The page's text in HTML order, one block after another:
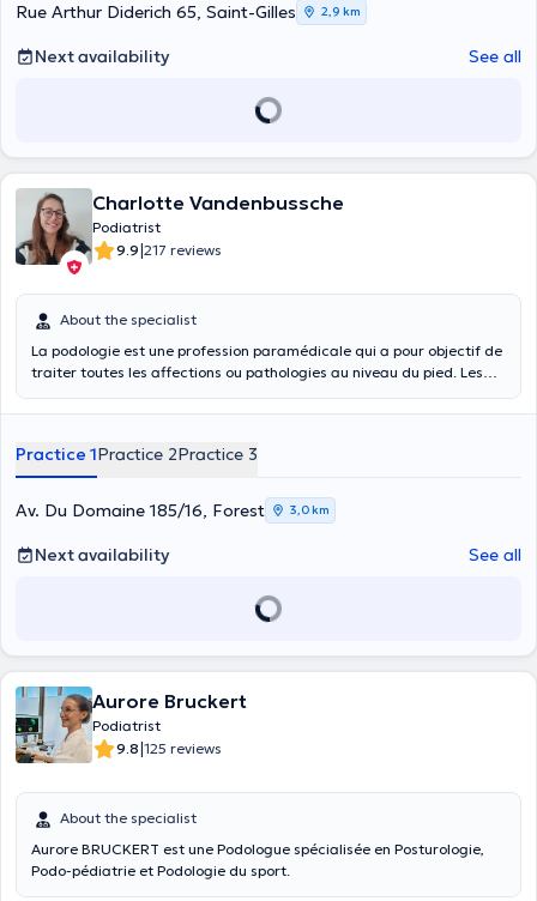
Rue Arthur Diderich 65, Saint-Gilles 2,9 km
Next availability See all
Charlotte Vandenbussche
Podiatrist
9.9|217 reviews
About the specialist
La podologie est une profession paramédicale qui a pour objectif de
traiter toutes les affections ou pathologies au niveau du pied. Les
c'est pourquoi il est essentiel de prendre soin d'eux en réalisant des
soins courants de pédicure médicale (ongles incarnés, œils de
perdrix, durillons, cors, etc.) qu'au niveau de la posture via des
semelles podologique. Je suis référencée par l'INAMI ce qui me
permet de soigner les personnes souffrantes du diabète. Les
personnes diabétiques peuvent souffrir d'une perte de sensibilité ou
de problèmes vasculaire au niveau des pieds, il est donc très
être réalisés durant mes consultations au cabinet ou à domicile. Les
Practice 1Practice 2Practice 3
Av. Du Domaine 185/16, Forest 3,0 km
Next availability See all
Aurore Bruckert
Podiatrist
9.8|125 reviews
About the specialist
Aurore BRUCKERT est une Podologue spécialisée en Posturologie,
Podo-pédiatrie et Podologie du sport.